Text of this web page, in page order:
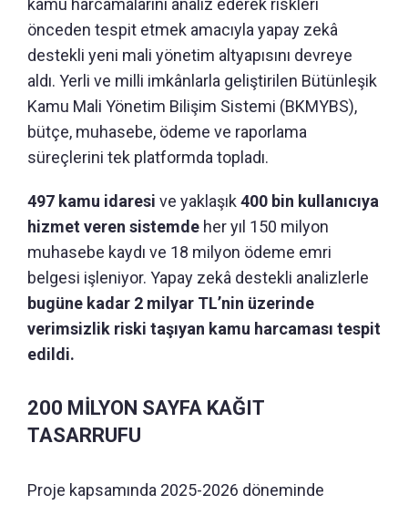
kamu harcamalarını analiz ederek riskleri
önceden tespit etmek amacıyla yapay zekâ
destekli yeni mali yönetim altyapısını devreye
aldı. Yerli ve milli imkânlarla geliştirilen Bütünleşik
Kamu Mali Yönetim Bilişim Sistemi (BKMYBS),
bütçe, muhasebe, ödeme ve raporlama
süreçlerini tek platformda topladı.
497 kamu idaresi ve yaklaşık 400 bin kullanıcıya
hizmet veren sistemde her yıl 150 milyon
muhasebe kaydı ve 18 milyon ödeme emri
belgesi işleniyor. Yapay zekâ destekli analizlerle
bugüne kadar 2 milyar TL’nin üzerinde
verimsizlik riski taşıyan kamu harcaması tespit
edildi.
200 MİLYON SAYFA KAĞIT
TASARRUFU
Proje kapsamında 2025-2026 döneminde